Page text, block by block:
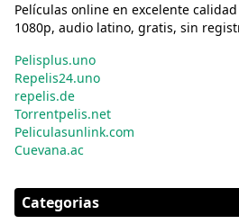
Películas online en excelente
1080p, audio latino, gratis, sin
Pelisplus.uno
Repelis24.uno
repelis.de
Torrentpelis.net
Peliculasunlink.com
Cuevana.ac
Categorias